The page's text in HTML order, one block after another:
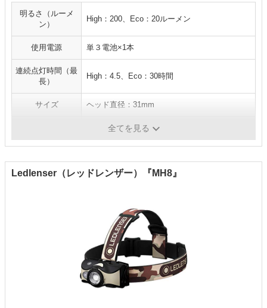
明るさ（ルーメ
ン）
High：200、Eco：20ルーメン
使用電源 単３電池×1本
連続点灯時間（最
長）
High：4.5、Eco：30時間
サイズ ヘッド直径：31mm
全てを見る
Ledlenser（レッドレンザー）『MH8』